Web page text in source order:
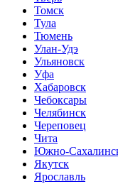
Томск
Тула
Тюмень
Улан-Удэ
Ульяновск
Уфа
Хабаровск
Чебоксары
Челябинск
Череповец
Чита
Южно-
Якутск
Ярославль